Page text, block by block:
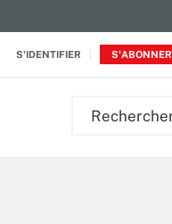
S'IDENTIFIER S'ABONNER